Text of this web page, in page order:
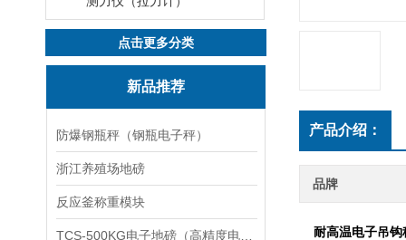
点击更多分类
新品推荐
防爆钢瓶秤（钢瓶电子秤）
浙江养殖场地磅
反应釜称重模块
产品介绍：
品牌
耐高温电子吊钩